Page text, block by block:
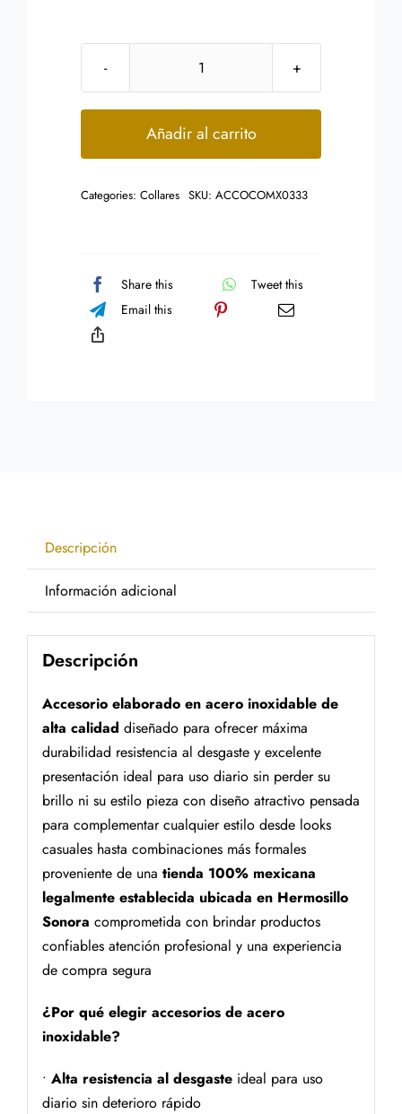
Collar
Inoxidable
T
Añadir al carrito
Categories: Collares SKU: ACCOCOMX0333
Share this
Tweet this
Email this
Descripción
Información adicional
Descripción
Accesorio elaborado en acero inoxidable de
alta calidad diseñado para ofrecer máxima
durabilidad resistencia al desgaste y excelente
presentación ideal para uso diario sin perder su
brillo ni su estilo pieza con diseño atractivo pensada
para complementar cualquier estilo desde looks
casuales hasta combinaciones más formales
proveniente de una tienda 100% mexicana
legalmente establecida ubicada en Hermosillo
Sonora comprometida con brindar productos
confiables atención profesional y una experiencia
de compra segura
¿Por qué elegir accesorios de acero
inoxidable?
• Alta resistencia al desgasteideal para uso
diario sin deterioro rápido